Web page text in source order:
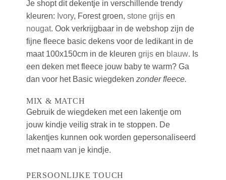
Je shopt dit dekentje in verschillende trendy
kleuren: Ivory, Forest groen, stone grijs en
nougat. Ook verkrijgbaar in de webshop zijn de
fijne fleece basic dekens voor de ledikant in de
maat 100x150cm in de kleuren grijs en blauw. Is
een deken met fleece jouw baby te warm? Ga
dan voor het Basic wiegdeken zonder fleece.
MIX & MATCH
Gebruik de wiegdeken met een lakentje om
jouw kindje veilig strak in te stoppen. De
lakentjes kunnen ook worden gepersonaliseerd
met naam van je kindje.
PERSOONLIJKE TOUCH